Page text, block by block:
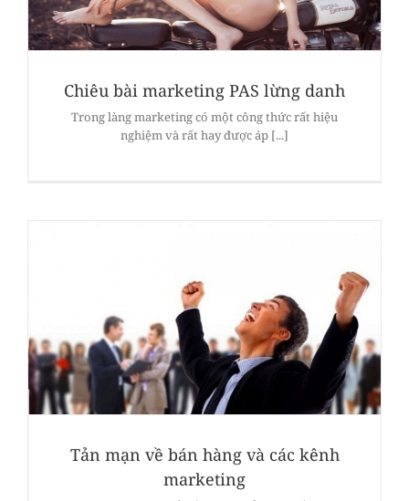
Chiêu bài marketing PAS lừng danh
Trong làng marketing có một công thức rất hiệu
nghiệm và rất hay được áp [...]
Tản mạn về bán hàng và các kênh
marketing